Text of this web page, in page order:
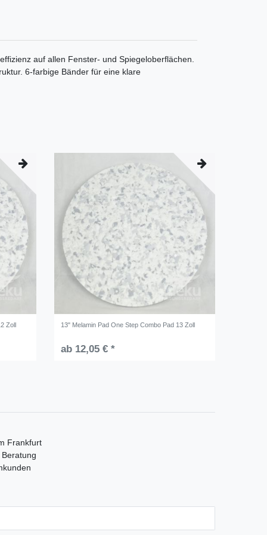
auf allen Fenster- und Spiegeloberflächen.
6-farbige Bänder für eine klare
Zoll 13" Melamin Pad One Step Combo Pad 13 Zoll
ab 12,05 € *
Frankfurt